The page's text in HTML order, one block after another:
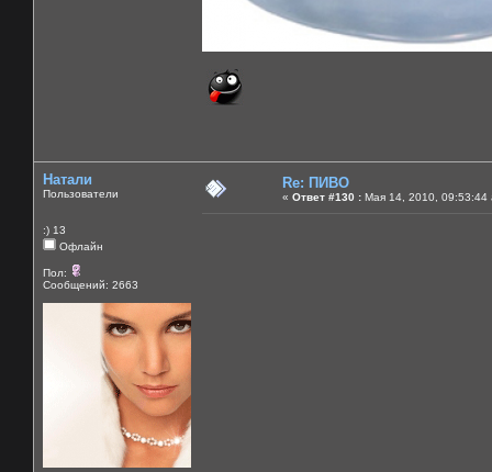
Натали
Пользователи
:) 13
Офлайн
Пол:
Сообщений: 2663
Re: ПИВО
« Ответ #130 : Мая 14, 2010, 09:53:44